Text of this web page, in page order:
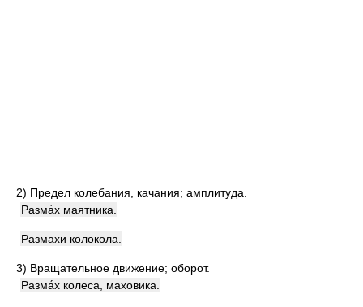
2) Предел колебания, качания; амплитуда.
Разма́х маятника.
Размахи колокола.
3) Вращательное движение; оборот.
Разма́х колеса, маховика.